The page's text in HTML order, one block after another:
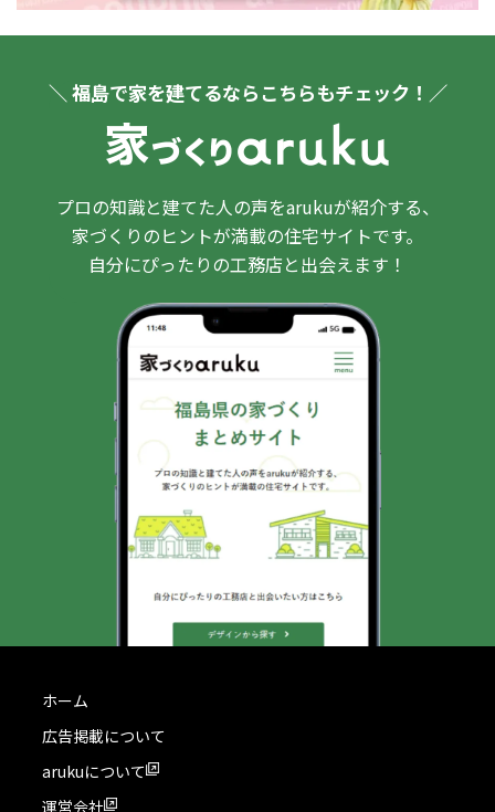
＼ 福島で家を建てるならこちらもチェック！／
プロの知識と建てた人の声をarukuが紹介する、
家づくりのヒントが満載の住宅サイトです。
自分にぴったりの工務店と出会えます！
ホーム
広告掲載について
arukuについて
運営会社